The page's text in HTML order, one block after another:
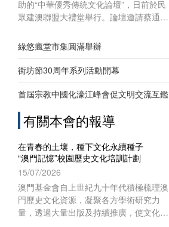
助的“中華優秀傳統文化論壇”，日前於民
眾建澳聯盟大禮堂舉行。論壇邀請蔡通中
新發展”為題，吸引六十名來自台灣地區
及澳門本地青年踴躍參與，現場互動熱
烈。
綠悠瘋堂市集圓滿舉辦
街坊節30周年系列活動開幕
首屆宗教中國化濠江峰會促文明交流互鑑
有關本會的報導
在青春的土壤，種下文化永續種子
“澳門記憶”校園歷史文化培訓計劃
15/07/2026
澳門基金會自上世紀九十年代積極梳理澳
門歷史文化資源，凝聚各方學術研究力
量，透過大量出版及持續推廣，使文化保